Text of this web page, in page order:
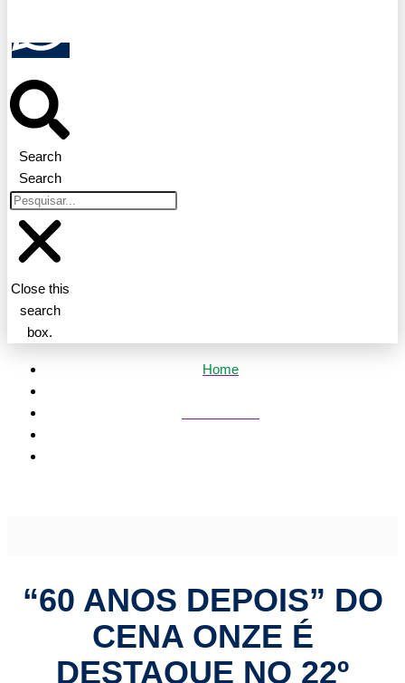
Search
Search
Close this
search
box.
Home
“60 ANOS DEPOIS” DO
CENA ONZE É
DESTAQUE NO 22º